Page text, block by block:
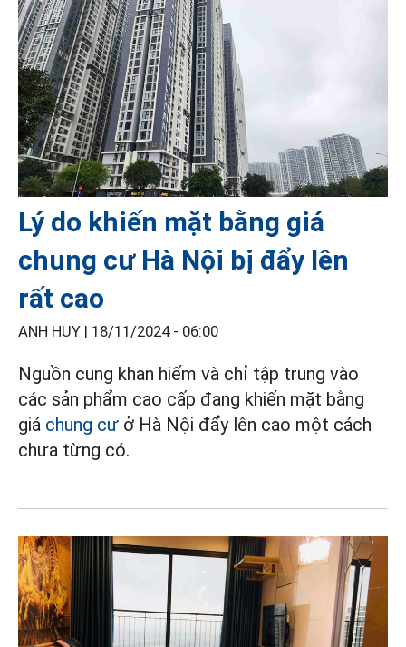
Lý do khiến mặt bằng giá
chung cư Hà Nội bị đẩy lên
rất cao
ANH HUY | 18/11/2024 - 06:00
Nguồn cung khan hiếm và chỉ tập trung vào
các sản phẩm cao cấp đang khiến mặt bằng
giá chung cư ở Hà Nội đẩy lên cao một cách
chưa từng có.